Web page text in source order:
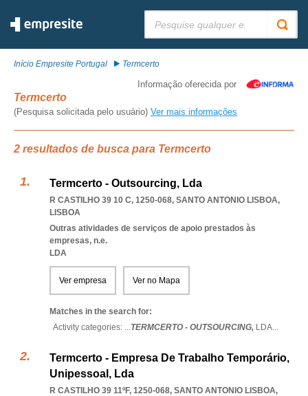
Início Empresite Portugal Termcerto
Informação oferecida por
Termcerto
(Pesquisa solicitada pelo usuário) Ver mais informações
2 resultados de busca para Termcerto
Termcerto - Outsourcing, Lda
R CASTILHO 39 10 C, 1250-068, SANTO ANTONIO LISBOA,
LISBOA
Outras atividades de serviços de apoio prestados às
empresas, n.e.
LDA
Ver empresa Ver no Mapa
Matches in the search for:
Activity categories: ...TERMCERTO - OUTSOURCING, LDA...
Termcerto - Empresa De Trabalho Temporário,
Unipessoal, Lda
R CASTILHO 39 11ºF, 1250-068, SANTO ANTONIO LISBOA,